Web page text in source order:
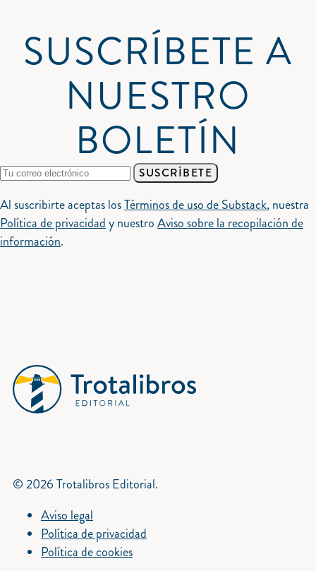
SUSCRÍBETE A
NUESTRO
BOLETÍN
SUSCRÍBETE
Al suscribirte aceptas losTérminos de uso de Substack, nuestra
Política de privacidady nuestroAviso sobre la recopilación de
información.
© 2026 Trotalibros Editorial.
Aviso legal
Política de privacidad
Política de cookies